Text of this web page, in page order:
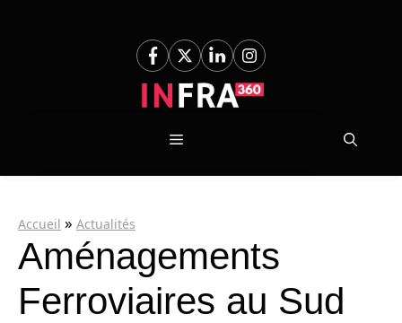
Menu
Accueil » Actualités
Aménagements
Ferroviaires au Sud